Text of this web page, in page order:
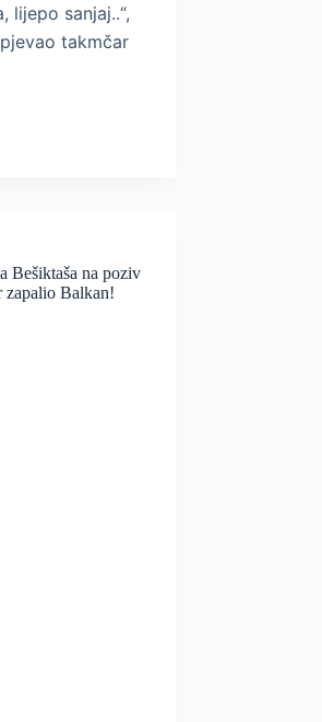
lijepo sanjaj..“,
takmčar
Bešiktaša na poziv
zapalio Balkan!